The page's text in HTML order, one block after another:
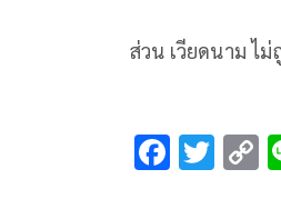
ส่วน เวียดนาม ไ
F T C